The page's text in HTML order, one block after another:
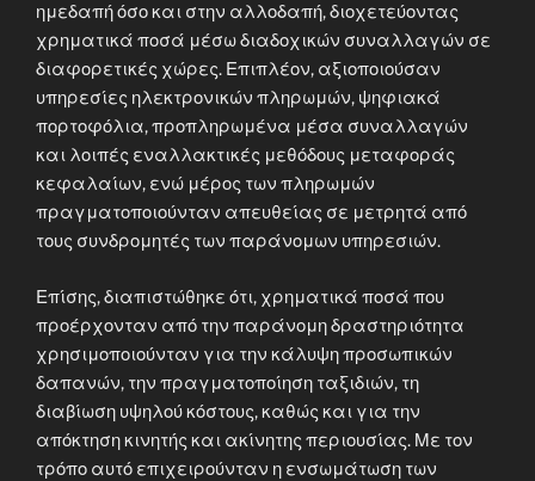
ημεδαπή όσο και στην αλλοδαπή, διοχετεύοντας
χρηματικά ποσά μέσω διαδοχικών συναλλαγών σε
διαφορετικές χώρες. Επιπλέον, αξιοποιούσαν
υπηρεσίες ηλεκτρονικών πληρωμών, ψηφιακά
πορτοφόλια, προπληρωμένα μέσα συναλλαγών
και λοιπές εναλλακτικές μεθόδους μεταφοράς
κεφαλαίων, ενώ μέρος των πληρωμών
πραγματοποιούνταν απευθείας σε μετρητά από
τους συνδρομητές των παράνομων υπηρεσιών.
Επίσης, διαπιστώθηκε ότι, χρηματικά ποσά που
προέρχονταν από την παράνομη δραστηριότητα
χρησιμοποιούνταν για την κάλυψη προσωπικών
δαπανών, την πραγματοποίηση ταξιδιών, τη
διαβίωση υψηλού κόστους, καθώς και για την
απόκτηση κινητής και ακίνητης περιουσίας. Με τον
τρόπο αυτό επιχειρούνταν η ενσωμάτωση των